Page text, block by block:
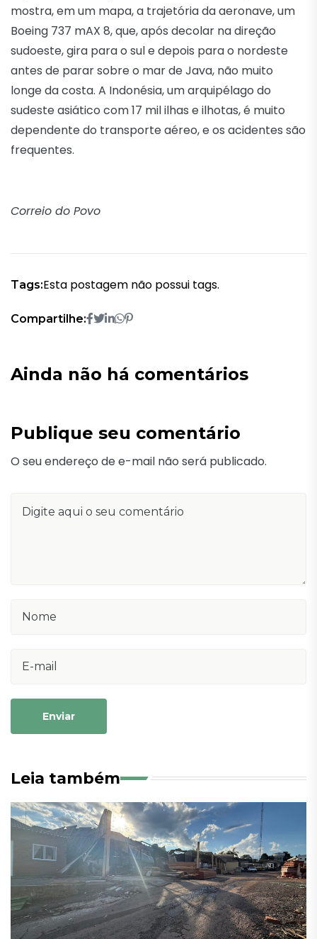
mostra, em um mapa, a trajetória da aeronave, um
Boeing 737 mAX 8, que, após decolar na direção
sudoeste, gira para o sul e depois para o nordeste
antes de parar sobre o mar de Java, não muito
longe da costa. A Indonésia, um arquipélago do
sudeste asiático com 17 mil ilhas e ilhotas, é muito
dependente do transporte aéreo, e os acidentes são
frequentes.
Correio do Povo
Tags:Esta postagem não possui tags.
Compartilhe:
Ainda não há comentários
Publique seu comentário
O seu endereço de e-mail não será publicado.
Enviar
Leia também